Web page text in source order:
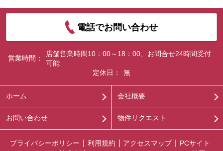
電話でお問い合わせ
営業時間：
店舗営業時間10：00～18：00、お問合せ24時間受付
可能
定休日：
無
ホーム 会社概要
お問い合わせ 物件リクエスト
プライバシーポリシー 利用規約 アクセスマップ
PCサイト